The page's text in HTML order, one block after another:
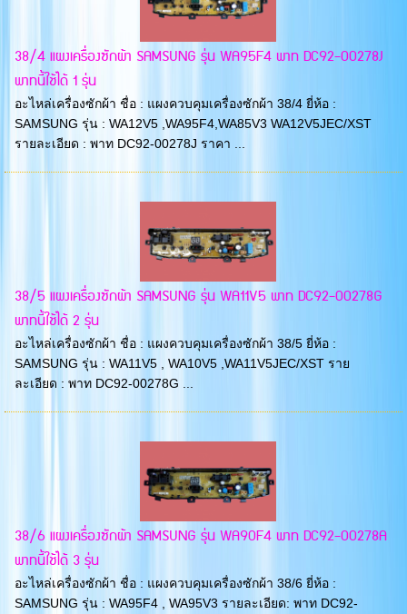
38/4 แผงเครื่องซักผ้า SAMSUNG รุ่น WA95F4 พาท DC92-00278J
พาทนี้ใช้ได้ 1 รุ่น
อะไหล่เครื่องซักผ้า ชื่อ : แผงควบคุมเครื่องซักผ้า 38/4 ยี่ห้อ :
SAMSUNG รุ่น : WA12V5 ,WA95F4,WA85V3 WA12V5JEC/XST
รายละเอียด : พาท DC92-00278J ราคา ...
38/5 แผงเครื่องซักผ้า SAMSUNG รุ่น WA11V5 พาท DC92-00278G
พาทนี้ใช้ได้ 2 รุ่น
อะไหล่เครื่องซักผ้า ชื่อ : แผงควบคุมเครื่องซักผ้า 38/5 ยี่ห้อ :
SAMSUNG รุ่น : WA11V5 , WA10V5 ,WA11V5JEC/XST ราย
ละเอียด : พาท DC92-00278G ...
38/6 แผงเครื่องซักผ้า SAMSUNG รุ่น WA90F4 พาท DC92-00278A
พาทนี้ใช้ได้ 3 รุ่น
อะไหล่เครื่องซักผ้า ชื่อ : แผงควบคุมเครื่องซักผ้า 38/6 ยี่ห้อ :
SAMSUNG รุ่น : WA95F4 , WA95V3 รายละเอียด: พาท DC92-